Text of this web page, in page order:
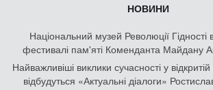
НОВИНИ
Національний музей Революції Гідності
фестивалі пам'яті Коменданта Майдану
Найважливіші виклики сучасності у
відбудуться «Актуальні діалоги»